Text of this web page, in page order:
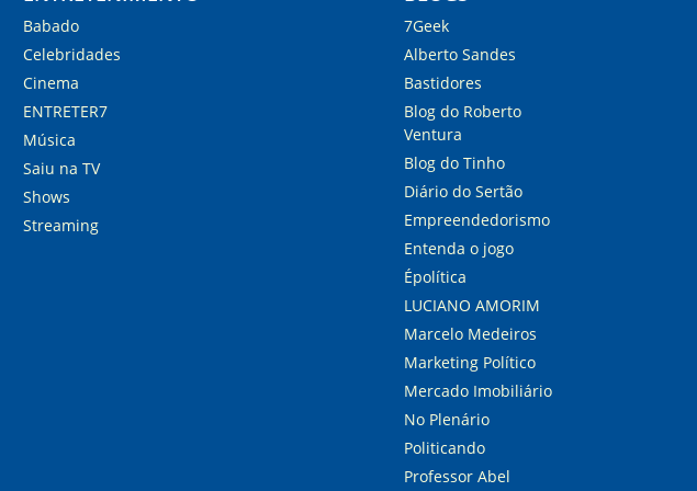
Babado
Celebridades
Cinema
ENTRETER7
Música
Saiu na TV
Shows
Streaming
7Geek
Alberto Sandes
Bastidores
Blog do Roberto
Ventura
Blog do Tinho
Diário do Sertão
Empreendedorismo
Entenda o jogo
Épolítica
LUCIANO AMORIM
Marcelo Medeiros
Marketing Político
Mercado Imobiliário
No Plenário
Politicando
Professor Abel